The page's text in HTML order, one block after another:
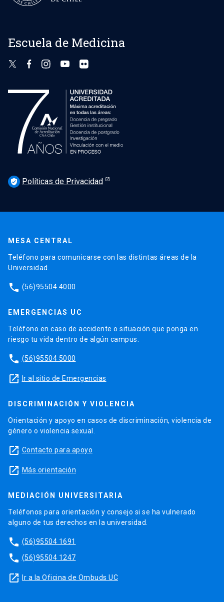
Escuela de Medicina
verified_user Políticas de Privacidad
MESA CENTRAL
Teléfono para comunicarse con las distintas áreas de la
Universidad.
phone (56)95504 4000
EMERGENCIAS UC
Teléfono en caso de accidente o situación que ponga en
riesgo tu vida dentro de algún campus.
phone (56)95504 5000
launch Ir al sitio de Emergencias
DISCRIMINACIÓN Y VIOLENCIA
Orientación y apoyo en casos de discriminación, violencia de
género o violencia sexual.
launch Contacto para apoyo
launch Más orientación
MEDIACIÓN UNIVERSITARIA
Teléfonos para orientación y consejo si se ha vulnerado
alguno de tus derechos en la universidad.
phone (56)95504 1691
phone (56)95504 1247
launch Ir a la Oficina de Ombuds UC